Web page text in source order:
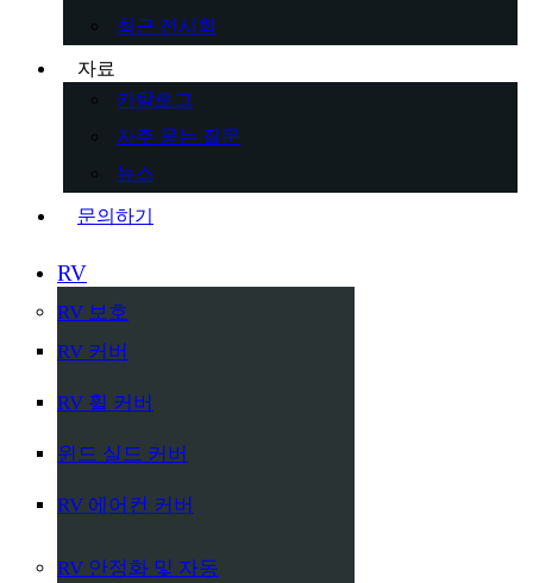
최근 전시회
자료
카탈로그
자주 묻는 질문
뉴스
문의하기
RV
RV 보호
RV 커버
RV 휠 커버
윈드 실드 커버
RV 에어컨 커버
RV 안정화 및 자동